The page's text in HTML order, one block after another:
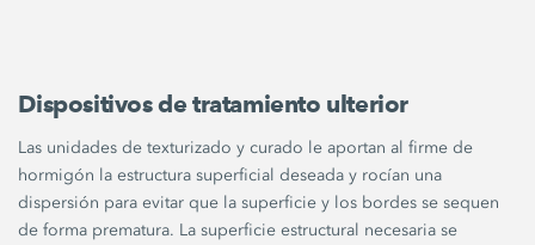
Dispositivos de tratamiento ulterior
Las unidades de texturizado y curado le aportan al firme de
hormigón la estructura superficial deseada y rocían una
dispersión para evitar que la superficie y los bordes se sequen
de forma prematura. La superficie estructural necesaria se